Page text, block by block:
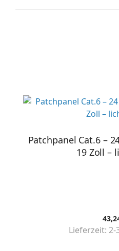
Patchpanel Cat.6 –
19 Zoll –
Lieferzeit: 2-